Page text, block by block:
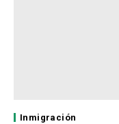
Inmigración